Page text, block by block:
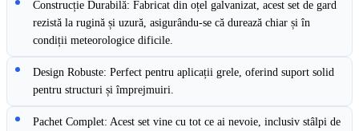
Construcție Durabilă: Fabricat din oțel galvanizat, acest set de gard
rezistă la rugină și uzură, asigurându-se că durează chiar și în
condiții meteorologice dificile.
Design Robuste: Perfect pentru aplicații grele, oferind suport solid
pentru structuri și împrejmuiri.
Pachet Complet: Acest set vine cu tot ce ai nevoie, inclusiv stâlpi de